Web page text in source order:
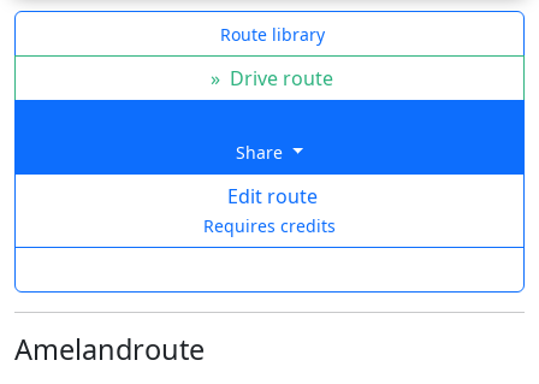
Route library
» Drive route
Share
Edit route
Requires credits
Amelandroute